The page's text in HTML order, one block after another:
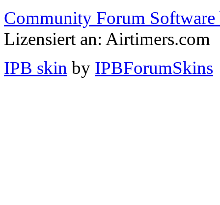
Community Forum Software
Lizensiert an: Airtimers.com
IPB skin by IPBForumSkins